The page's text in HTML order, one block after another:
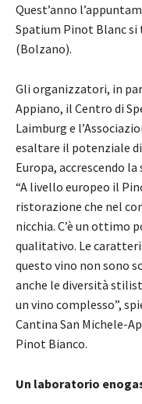
Quest’anno
Spatium Pinot Blanc si
(Bolzano).
Gli organizzatori, in
Appiano, il Centro di
Laimburg e
esaltare il potenziale
Europa, accrescendo
“A livello europeo il
ristorazione che nel
nicchia. C’è un
qualitativo. Le
questo vino non sono
anche le diversità
un vino complesso”,
Cantina San Michele-
Pinot Bianco.
Un laboratorio